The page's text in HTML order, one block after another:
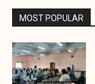
MOST POPULAR